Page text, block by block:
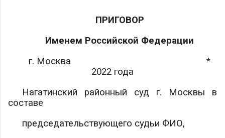
ПРИГОВОР
Именем Российской Федерации
г. Москва
*
2022 года
Нагатинский районный суд г. Москвы в
составе
председательствующего судьи ФИО,